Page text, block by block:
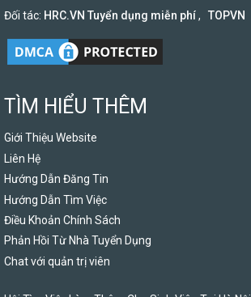
Đối tác: HRC.VN Tuyển dụng miễn phí, TOPVN
TÌM HIỂU THÊM
Giới Thiệu Website
Liên Hệ
Hướng Dẫn Đăng Tin
Hướng Dẫn Tìm Việc
Điều Khoản Chính Sách
Phản Hồi Từ Nhà Tuyển Dụng
Chat với quản trị viên